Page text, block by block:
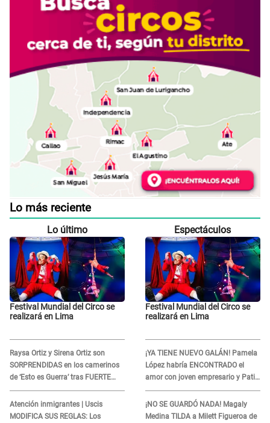
Lo más reciente
Lo último
Festival Mundial del Circo se
realizará en Lima
Raysa Ortiz y Sirena Ortiz son
SORPRENDIDAS en los camerinos
de ‘Esto es Guerra’ tras FUERTE
ENFRENTAMIENTO con Gabriel
Moisés: “Gracias”
Atención inmigrantes | Uscis
MODIFICA SUS REGLAS: Los
Espectáculos
Festival Mundial del Circo se
realizará en Lima
¡YA TIENE NUEVO GALÁN! Pamela
López habría ENCONTRADO el
amor con joven empresario y Pati
Lorena la ECHA en VIVO
¡NO SE GUARDÓ NADA! Magaly
Medina TILDA a Milett Figueroa de